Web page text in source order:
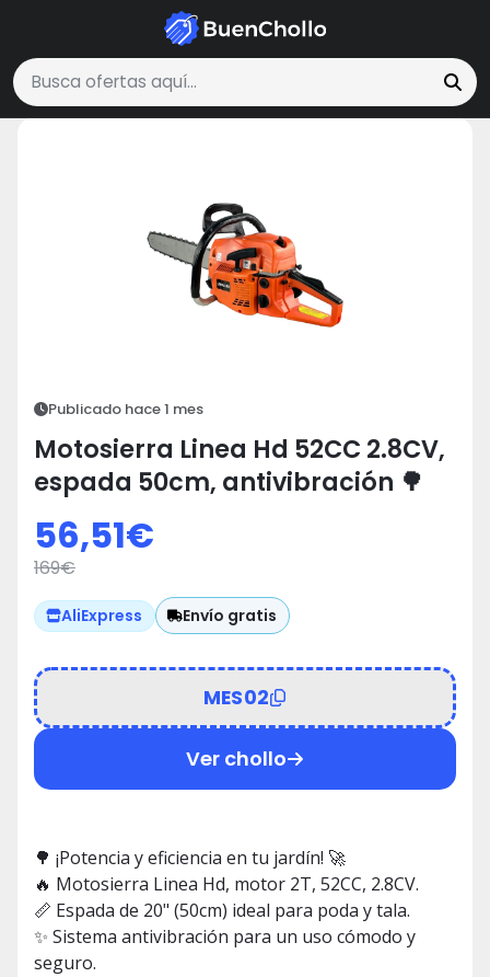
Buscar ofertas
Vehículos y MotorMotosierra Linea Hd 52CC 2.8CV, espada 50cm,
Publicado hace 1 mes
Motosierra Linea Hd 52CC 2.8CV,
espada 50cm, antivibración 🌳
56,51€
169€
AliExpress Envío gratis
MES02
Ver chollo
🌳 ¡Potencia y eficiencia en tu jardín! 🚀
🔥 Motosierra Linea Hd, motor 2T, 52CC, 2.8CV.
📏 Espada de 20" (50cm) ideal para poda y tala.
✨ Sistema antivibración para un uso cómodo y
seguro.